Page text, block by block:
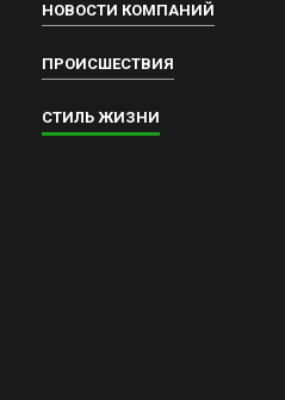
НОВОСТИ КОМПАНИЙ
ПРОИСШЕСТВИЯ
СТИЛЬ ЖИЗНИ